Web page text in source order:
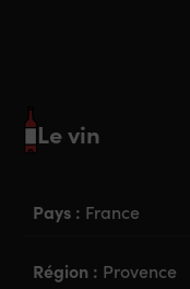
Le vin
Pays : France
Région : Provence